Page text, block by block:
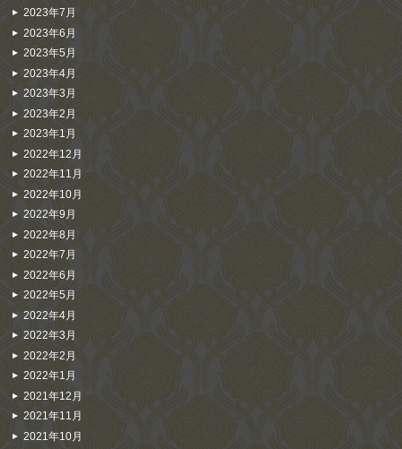
2023年7月
2023年6月
2023年5月
2023年4月
2023年3月
2023年2月
2023年1月
2022年12月
2022年11月
2022年10月
2022年9月
2022年8月
2022年7月
2022年6月
2022年5月
2022年4月
2022年3月
2022年2月
2022年1月
2021年12月
2021年11月
2021年10月